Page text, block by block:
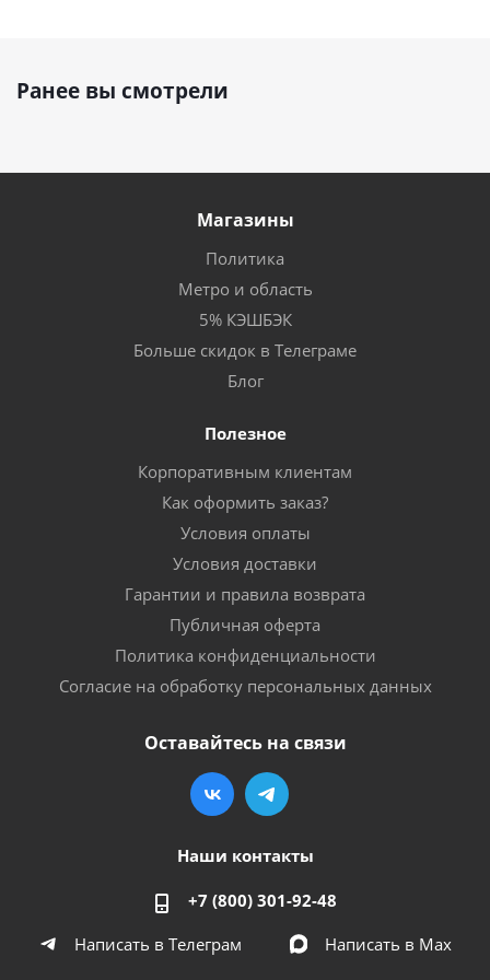
Ранее вы смотрели
Магазины
Политика
Метро и область
5% КЭШБЭК
Больше скидок в Телеграме
Блог
Полезное
Корпоративным клиентам
Как оформить заказ?
Условия оплаты
Условия доставки
Гарантии и правила возврата
Публичная оферта
Политика конфиденциальности
Согласие на обработку персональных данных
Оставайтесь на связи
Наши контакты
+7 (800) 301-92-48
Написать в Телеграм
Написать в Мах